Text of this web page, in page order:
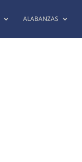
ALABANZAS